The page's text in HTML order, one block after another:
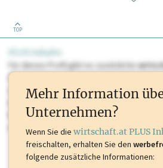
TOP
Für dieses Profil gibt es zusätzliche
Sie momentan nicht einsehen können.
oder loggen Sie sich ein um diese Inhalte
Marken, Patente, Rechtstatsachen, OTS-
mehr.
Mehr Information
Unternehmen?
Wenn Sie die wirtschaft.at PLUS
freischalten, erhalten Sie den
folgende zusätzliche Informationen: